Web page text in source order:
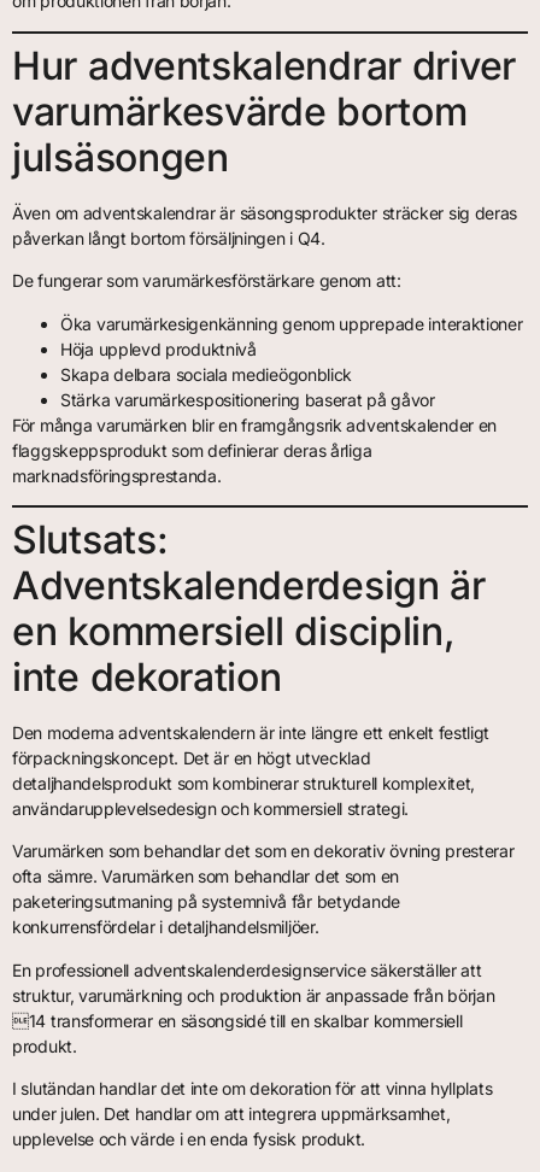
Hur adventskalendrar driver
varumärkesvärde bortom
julsäsongen
Även om adventskalendrar är säsongsprodukter sträcker sig deras
påverkan långt bortom försäljningen i Q4.
De fungerar som varumärkesförstärkare genom att:
Öka varumärkesigenkänning genom upprepade interaktioner
Höja upplevd produktnivå
Skapa delbara sociala medieögonblick
Stärka varumärkespositionering baserat på gåvor
För många varumärken blir en framgångsrik adventskalender en
flaggskeppsprodukt som definierar deras årliga
marknadsföringsprestanda.
Slutsats:
Adventskalenderdesign är
en kommersiell disciplin,
inte dekoration
Den moderna adventskalendern är inte längre ett enkelt festligt
förpackningskoncept. Det är en högt utvecklad
detaljhandelsprodukt som kombinerar strukturell komplexitet,
användarupplevelsedesign och kommersiell strategi.
Varumärken som behandlar det som en dekorativ övning presterar
ofta sämre. Varumärken som behandlar det som en
paketeringsutmaning på systemnivå får betydande
konkurrensfördelar i detaljhandelsmiljöer.
En professionell adventskalenderdesignservice säkerställer att
struktur, varumärkning och produktion är anpassade från början
14 transformerar en säsongsidé till en skalbar kommersiell
produkt.
I slutändan handlar det inte om dekoration för att vinna hyllplats
under julen. Det handlar om att integrera uppmärksamhet,
upplevelse och värde i en enda fysisk produkt.